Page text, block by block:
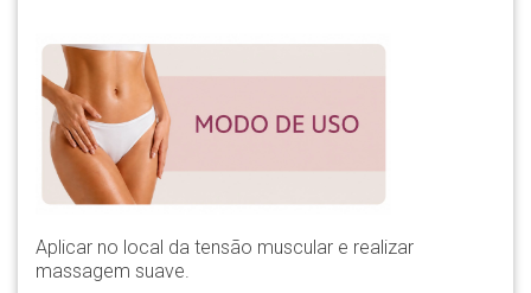
Aplicar no local da tensão muscular e realizar
massagem suave.